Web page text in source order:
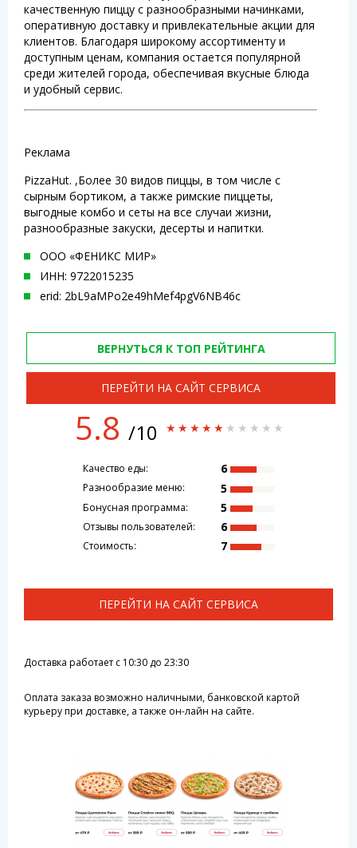
качественную пиццу с разнообразными начинками,
оперативную доставку и привлекательные акции для
клиентов. Благодаря широкому ассортименту и
доступным ценам, компания остается популярной
среди жителей города, обеспечивая вкусные блюда
и удобный сервис.
Реклама
PizzaHut. ,Более 30 видов пиццы, в том числе с
сырным бортиком, а также римские пиццеты,
выгодные комбо и сеты на все случаи жизни,
разнообразные закуски, десерты и напитки.
ООО «ФЕНИКС МИР»
ИНН: 9722015235
erid: 2bL9aMPo2e49hMef4pgV6NB46c
ВЕРНУТЬСЯ К ТОП РЕЙТИНГА
ПЕРЕЙТИ НА САЙТ СЕРВИСА
5.8 /10
Качество еды: 6
Разнообразие меню: 5
Бонусная программа: 5
Отзывы пользователей: 6
Стоимость: 7
ПЕРЕЙТИ НА САЙТ СЕРВИСА
Доставка работает с 10:30 до 23:30
Оплата заказа возможно наличными, банковской картой
курьеру при доставке, а также он-лайн на сайте.